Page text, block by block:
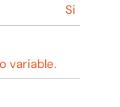
Si
variable.